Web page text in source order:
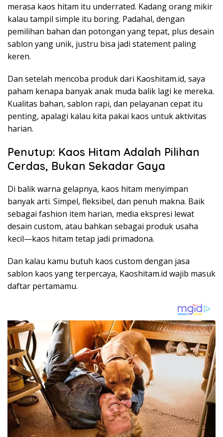
merasa kaos hitam itu underrated. Kadang orang mikir
kalau tampil simple itu boring. Padahal, dengan
pemilihan bahan dan potongan yang tepat, plus desain
sablon yang unik, justru bisa jadi statement paling
keren.
Dan setelah mencoba produk dari Kaoshitam.id, saya
paham kenapa banyak anak muda balik lagi ke mereka.
Kualitas bahan, sablon rapi, dan pelayanan cepat itu
penting, apalagi kalau kita pakai kaos untuk aktivitas
harian.
Penutup: Kaos Hitam Adalah Pilihan
Cerdas, Bukan Sekadar Gaya
Di balik warna gelapnya, kaos hitam menyimpan
banyak arti. Simpel, fleksibel, dan penuh makna. Baik
sebagai fashion item harian, media ekspresi lewat
desain custom, atau bahkan sebagai produk usaha
kecil—kaos hitam tetap jadi primadona.
Dan kalau kamu butuh kaos custom dengan jasa
sablon kaos yang terpercaya, Kaoshitam.id wajib masuk
daftar pertamamu.